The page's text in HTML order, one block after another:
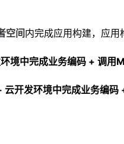
空间内完成应用构建，应用
境中完成业务编码 +调用
云开发环境中完成业务编码